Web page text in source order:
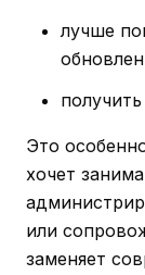
лучше
Это
хочет
или
заменяет